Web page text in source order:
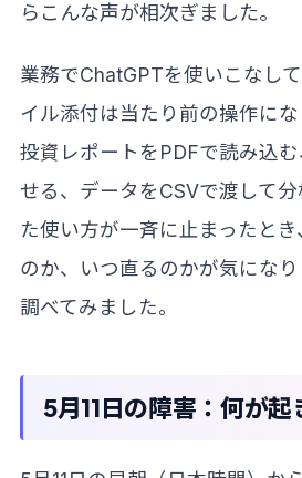
らこんな声が相次ぎました。
業務でChatGPTを使いこなし
イル添付は当たり前の操作にな
投資レポートをPDFで読み込
せる、データをCSVで渡して
た使い方が一斉に止まったと
のか、いつ直るのかが気になり
調べてみました。
5月11日の障害：何が起